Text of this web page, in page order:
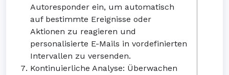
Autoresponder ein, um automatisch
auf bestimmte Ereignisse oder
Aktionen zu reagieren und
personalisierte E-Mails in vordefinierten
Intervallen zu versenden.
Kontinuierliche Analyse: Überwachen